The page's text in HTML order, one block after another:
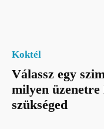
Koktél
Válassz egy
milyen üzenetre
szükséged